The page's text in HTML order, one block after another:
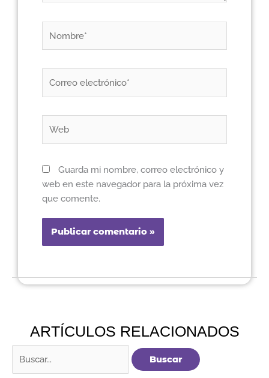
electrónico*
Guarda mi nombre, correo electrónico y
web en este navegador para la próxima vez
que comente.
ARTÍCULOS RELACIONADOS
por: